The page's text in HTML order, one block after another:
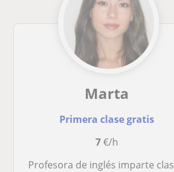
Marta
Primera clase gratis
7€/h
Profesora de inglés imparte clases de refuerzo y mejora conversacional a cualquier edad